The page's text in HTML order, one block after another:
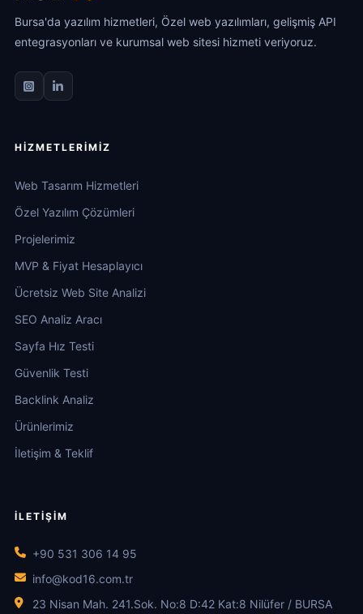
Bursa'da yazılım hizmetleri, Özel web yazılımları, gelişmiş API
entegrasyonları ve kurumsal web sitesi hizmeti veriyoruz.
HIZMETLERIMIZ
Web Tasarım Hizmetleri
Özel Yazılım Çözümleri
Projelerimiz
MVP & Fiyat Hesaplayıcı
Ücretsiz Web Site Analizi
SEO Analiz Aracı
Sayfa Hız Testi
Güvenlik Testi
Backlink Analiz
Ürünlerimiz
İletişim & Teklif
İLETIŞIM
+90 531 306 14 95
info@kod16.com.tr
23 Nisan Mah. 241.Sok. No:8 D:42 Kat:8 Nilüfer / BURSA